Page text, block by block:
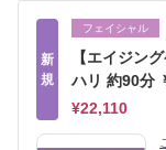
新
規
フェイシャル
【エイジン
ハリ 約90分
¥22,110